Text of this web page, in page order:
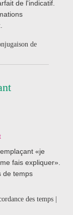
de l'indicatif.
de
«je
fais expliquer».
de temps
des temps |